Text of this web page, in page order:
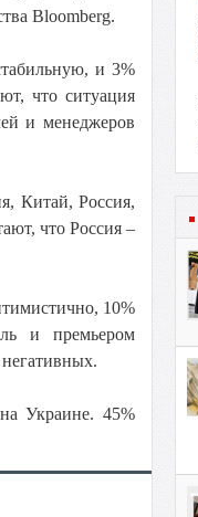
Bloomberg.
и 3%
что ситуация
и менеджеров
Китай, Россия,
что Россия –
10%
и премьером
Украине. 45%